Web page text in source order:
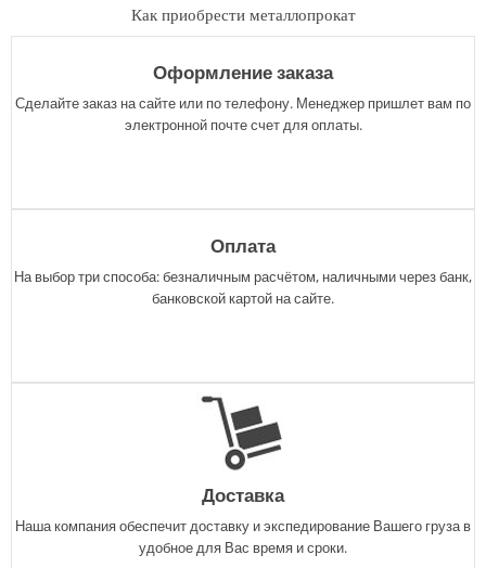
Как приобрести металлопрокат
Оформление заказа
Сделайте заказ на сайте или по телефону. Менеджер пришлет вам по
электронной почте счет для оплаты.
Оплата
На выбор три способа: безналичным расчётом, наличными через банк,
банковской картой на сайте.
Доставка
Наша компания обеспечит доставку и экспедирование Вашего груза в
удобное для Вас время и сроки.